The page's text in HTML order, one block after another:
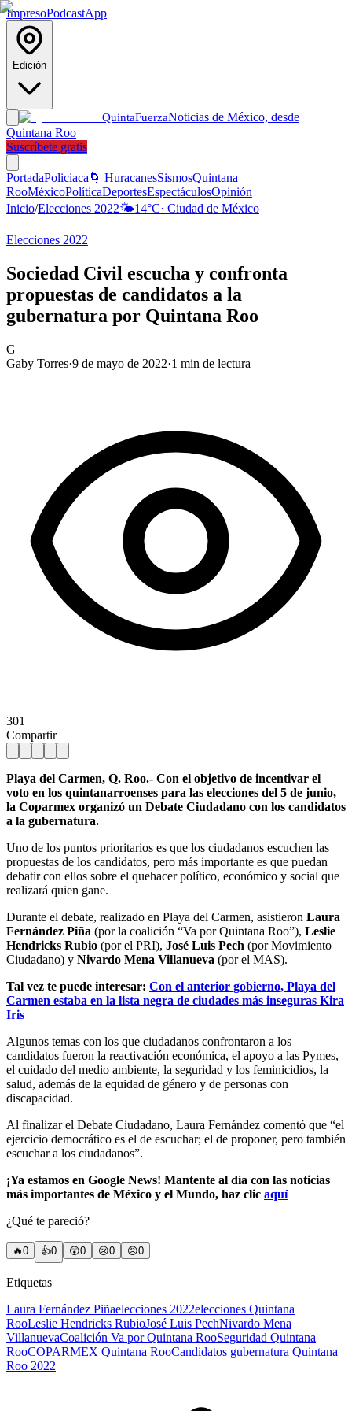
ImpresoPodcastApp
Edición
QuintaFuerzaNoticias de México, desde
Quintana Roo
Suscríbete gratis
PortadaPoliciaca 🌀 HuracanesSismosQuintana
RooMéxicoPolíticaDeportesEspectáculosOpinión
Inicio/Elecciones 2022🌤️14°C· Ciudad de México
Elecciones 2022
Sociedad Civil escucha y confronta
propuestas de candidatos a la
gubernatura por Quintana Roo
G
Gaby Torres·9 de mayo de 2022·1 min de lectura
301
Compartir
Playa del Carmen, Q. Roo.- Con el objetivo de incentivar el
voto en los quintanarroenses para las elecciones del 5 de junio,
la Coparmex organizó un Debate Ciudadano con los candidatos
a la gubernatura.
Uno de los puntos prioritarios es que los ciudadanos escuchen las
propuestas de los candidatos, pero más importante es que puedan
debatir con ellos sobre el quehacer político, económico y social que
realizará quien gane.
Durante el debate, realizado en Playa del Carmen, asistieron Laura
Fernández Piña (por la coalición “Va por Quintana Roo”), Leslie
Hendricks Rubio (por el PRI), José Luis Pech (por Movimiento
Ciudadano) y Nivardo Mena Villanueva (por el MAS).
Tal vez te puede interesar: Con el anterior gobierno, Playa del
Carmen estaba en la lista negra de ciudades más inseguras Kira
Iris
Algunos temas con los que ciudadanos confrontaron a los
candidatos fueron la reactivación económica, el apoyo a las Pymes,
el cuidado del medio ambiente, la seguridad y los feminicidios, la
salud, además de la equidad de género y de personas con
discapacidad.
Al finalizar el Debate Ciudadano, Laura Fernández comentó que “el
ejercicio democrático es el de escuchar; el de proponer, pero también
escuchar a los ciudadanos”.
¡Ya estamos en Google News! Mantente al día con las noticias
más importantes de México y el Mundo, haz clic aquí
¿Qué te pareció?
🔥0 👍0 😲0 😢0 😠0
Etiquetas
Laura Fernández Piñaelecciones 2022elecciones Quintana
RooLeslie Hendricks RubioJosé Luis PechNivardo Mena
VillanuevaCoalición Va por Quintana RooSeguridad Quintana
RooCOPARMEX Quintana RooCandidatos gubernatura Quintana
Roo 2022